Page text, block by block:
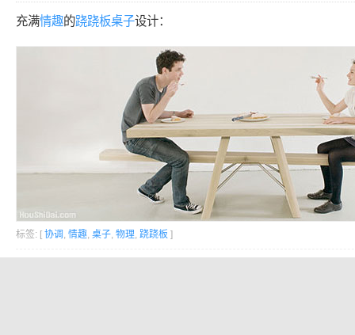
充满情趣的跷跷板桌子设计：
标签: [ 协调 , 情趣, 桌子, 物理, 跷跷板 ]